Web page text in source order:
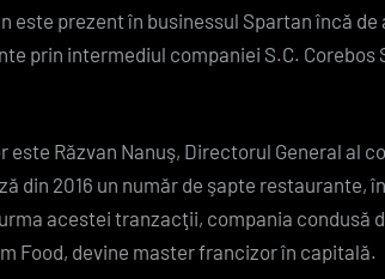
prezent în businessul Spartan încă de
prin intermediul companiei S.C. Corebos
Răzvan Nanuş, Directorul General al
din 2016 un număr de şapte restaurante, în
acestei tranzacţii, compania condusă
Food, devine master francizor în capitală.